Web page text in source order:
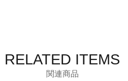
RELATED ITEMS
関連商品